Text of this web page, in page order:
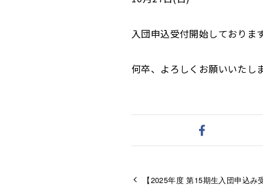
入団申込受付開始しておりま
何卒、よろしくお願いいたし
【2025年度 第15期生入団申込み